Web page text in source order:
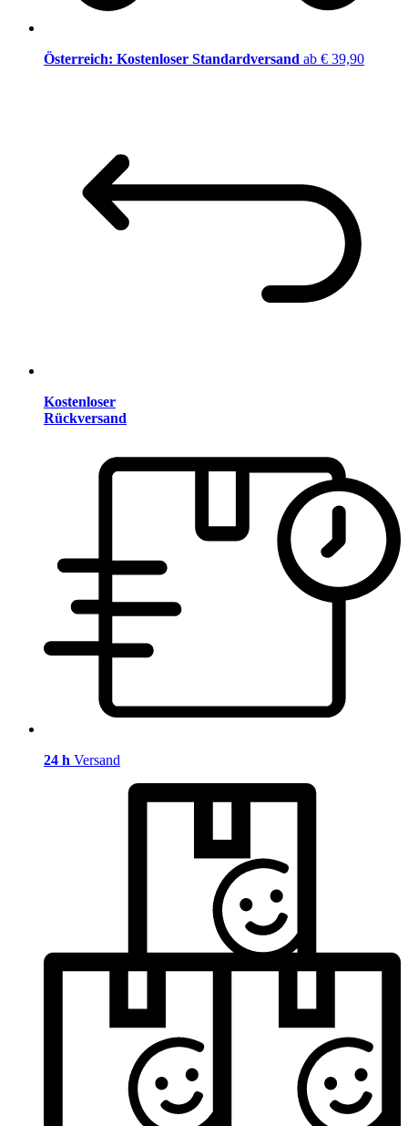
Österreich: Kostenloser Standardversand ab € 39,90
Kostenloser
Rückversand
24 h Versand